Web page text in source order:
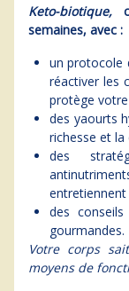
Keto-biotique,
semaines, avec :
un protocole
réactiver les
protège
des yaourts
richesse et
des
des
gourmandes.
Votre corps
moyens de